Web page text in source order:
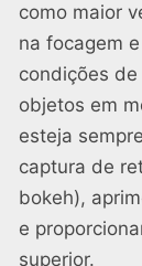
como maior
na focagem
condições
objetos em
esteja
captura de
bokeh),
e
superior.